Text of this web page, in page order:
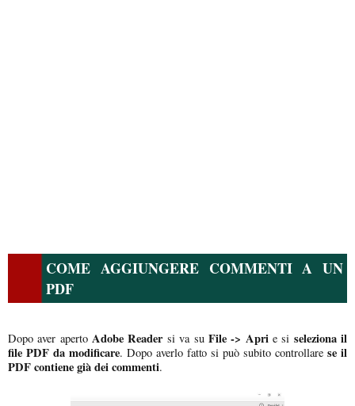
COME AGGIUNGERE COMMENTI A UN
PDF
Dopo aver apertoAdobe Readersi va suFile -> Aprie si seleziona il
file PDF da modificare. Dopo averlo fatto si può subito controllare se il
PDF contiene già dei commenti.